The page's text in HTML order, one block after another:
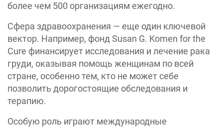
более чем 500 организациям ежегодно.
Сфера здравоохранения — еще один ключевой
вектор. Например, фонд Susan G. Komen for the
Cure финансирует исследования и лечение рака
груди, оказывая помощь женщинам по всей
стране, особенно тем, кто не может себе
позволить дорогостоящие обследования и
терапию.
Особую роль играют международные